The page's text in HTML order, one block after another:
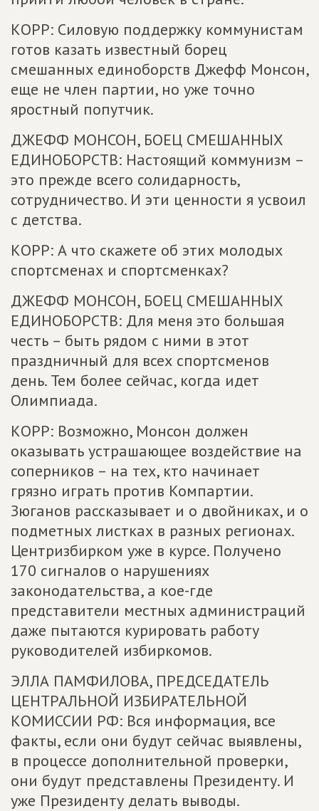
КОРР: Силовую поддержку коммунистам
готов казать известный борец
смешанных единоборств Джефф Монсон,
еще не член партии, но уже точно
яростный попутчик.
ДЖЕФФ МОНСОН, БОЕЦ СМЕШАННЫХ
ЕДИНОБОРСТВ: Настоящий коммунизм –
это прежде всего солидарность,
сотрудничество. И эти ценности я усвоил
с детства.
КОРР: А что скажете об этих молодых
спортсменах и спортсменках?
ДЖЕФФ МОНСОН, БОЕЦ СМЕШАННЫХ
ЕДИНОБОРСТВ: Для меня это большая
честь – быть рядом с ними в этот
праздничный для всех спортсменов
день. Тем более сейчас, когда идет
Олимпиада.
КОРР: Возможно, Монсон должен
оказывать устрашающее воздействие на
соперников – на тех, кто начинает
грязно играть против Компартии.
Зюганов рассказывает и о двойниках, и о
подметных листках в разных регионах.
Центризбирком уже в курсе. Получено
170 сигналов о нарушениях
законодательства, а кое-где
представители местных администраций
даже пытаются курировать работу
руководителей избиркомов.
ЭЛЛА ПАМФИЛОВА, ПРЕДСЕДАТЕЛЬ
ЦЕНТРАЛЬНОЙ ИЗБИРАТЕЛЬНОЙ
КОМИССИИ РФ: Вся информация, все
факты, если они будут сейчас выявлены,
в процессе дополнительной проверки,
они будут представлены Президенту. И
уже Президенту делать выводы.